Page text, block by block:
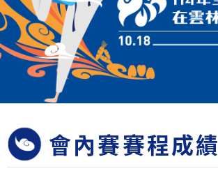
會內賽賽程成績